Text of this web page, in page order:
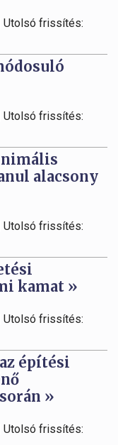
Utolsó frissítés:
Utolsó frissítés:
alacsony
Utolsó frissítés:
kamat »
Utolsó frissítés:
építési
»
Utolsó frissítés: